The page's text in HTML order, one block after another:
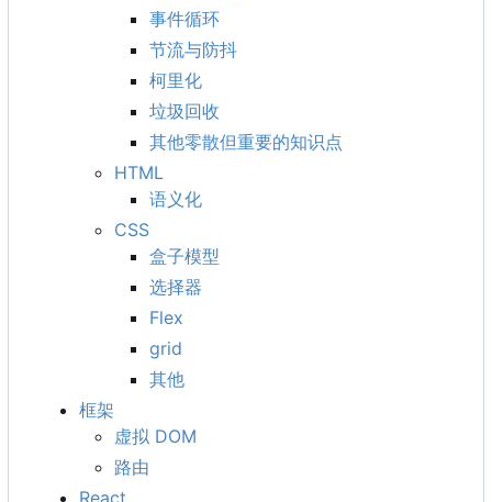
事件循环
节流与防抖
柯里化
垃圾回收
其他零散但重要的知识点
HTML
语义化
CSS
盒子模型
选择器
Flex
grid
其他
框架
虚拟 DOM
路由
React